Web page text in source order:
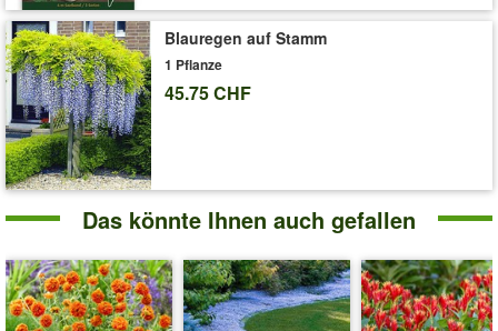
Blauregen auf Stamm
1 Pflanze
45.75 CHF
Das könnte Ihnen auch gefallen